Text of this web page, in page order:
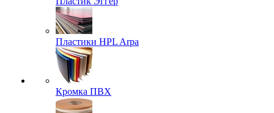
Пластики HPL Arpa
Кромка ПВХ